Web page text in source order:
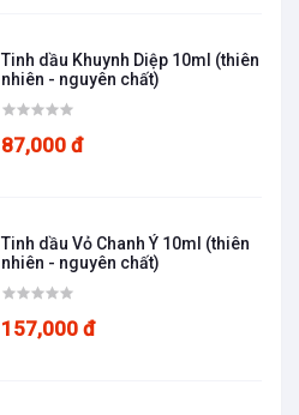
Tinh dầu Khuynh Diệp 10ml (thiên
nhiên - nguyên chất)
87,000 đ
Tinh dầu Vỏ Chanh Ý 10ml (thiên
nhiên - nguyên chất)
157,000 đ